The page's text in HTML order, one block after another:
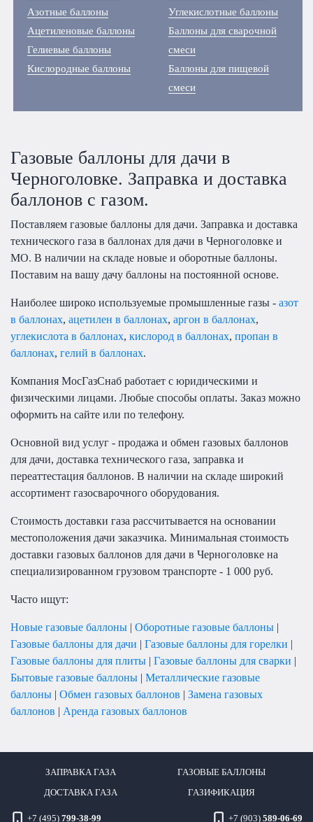
Азотные баллоны
Ацетиленовые баллоны
Гелиевые баллоны
Кислородные баллоны
Углекислотные баллоны
Баллоны для сварочной
смеси
Баллоны для пищевой
смеси
Газовые баллоны для дачи в
Черноголовке. Заправка и доставка
баллонов с газом.
Поставляем газовые баллоны для дачи. Заправка и доставка
технического газа в баллонах для дачи в Черноголовке и
МО. В наличии на складе новые и оборотные баллоны.
Поставим на вашу дачу баллоны на постоянной основе.
Наиболее широко используемые промышленные газы - азот
в баллонах, ацетилен в баллонах, аргон в баллонах,
углекислота в баллонах, кислород в баллонах, пропан в
баллонах, гелий в баллонах.
Компания МосГазСнаб работает с юридическими и
физическими лицами. Любые способы оплаты. Заказ можно
оформить на сайте или по телефону.
Основной вид услуг - продажа и обмен газовых баллонов
для дачи, доставка технического газа, заправка и
переаттестация баллонов. В наличии на складе широкий
ассортимент газосварочного оборудования.
Стоимость доставки газа рассчитывается на основании
местоположения дачи заказчика. Минимальная стоимость
доставки газовых баллонов для дачи в Черноголовке на
специализированном грузовом транспорте - 1 000 руб.
Часто ищут:
Новые газовые баллоны | Оборотные газовые баллоны |
Газовые баллоны для дачи | Газовые баллоны для горелки |
Газовые баллоны для плиты | Газовые баллоны для сварки |
Бытовые газовые баллоны | Металлические газовые
баллоны | Обмен газовых баллонов | Замена газовых
баллонов | Аренда газовых баллонов
ЗАПРАВКА ГАЗА ГАЗОВЫЕ БАЛЛОНЫ
ДОСТАВКА ГАЗА ГАЗИФИКАЦИЯ
+7 (495) 799-38-99 +7 (903) 589-06-69